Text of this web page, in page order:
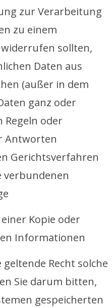
zur Verarbeitung
zu einem
sollten,
Daten aus
(außer in dem
ganz oder
Regeln oder
Antworten
Gerichtsverfahren
verbundenen
Kopie oder
Informationen
Recht solche
Sie darum bitten,
gespeicherten